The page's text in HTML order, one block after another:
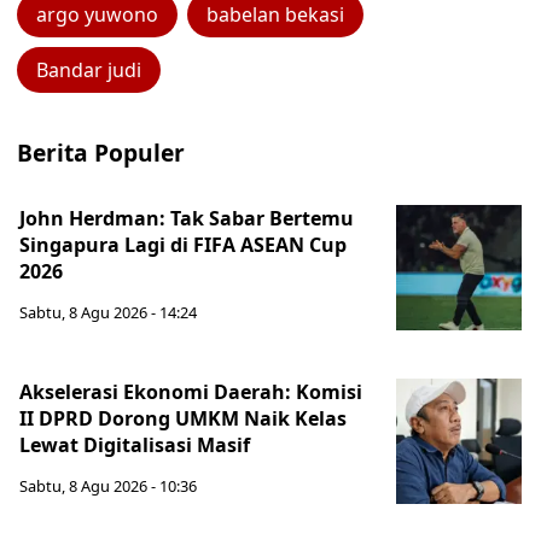
argo yuwono babelan bekasi
Bandar judi
Berita Populer
John Herdman: Tak Sabar Bertemu
Singapura Lagi di FIFA ASEAN Cup
2026
Sabtu, 8 Agu 2026 - 14:24
Akselerasi Ekonomi Daerah: Komisi
II DPRD Dorong UMKM Naik Kelas
Lewat Digitalisasi Masif
Sabtu, 8 Agu 2026 - 10:36